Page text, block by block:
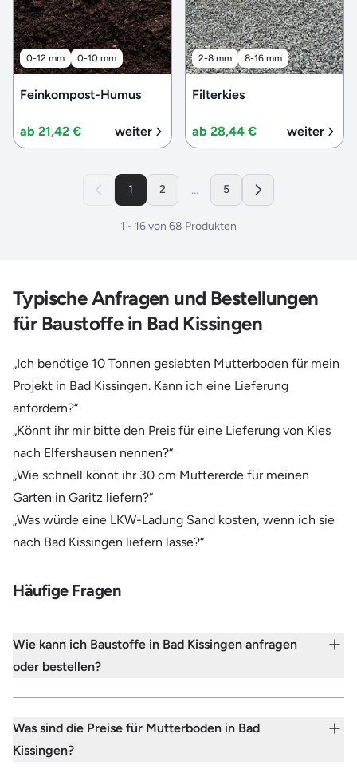
0-12 mm 0-10 mm
Feinkompost-Humus
ab 21,42 € weiter
2-8 mm 8-16 mm
Filterkies
ab 28,44 € weiter
1 2 ... 5
1 - 16von 68 Produkten
Typische Anfragen und Bestellungen
für Baustoffe in Bad Kissingen
„Ich benötige 10 Tonnen gesiebten Mutterboden für mein
Projekt in Bad Kissingen. Kann ich eine Lieferung
anfordern?“
„Könnt ihr mir bitte den Preis für eine Lieferung von Kies
nach Elfershausen nennen?“
„Wie schnell könnt ihr 30 cm Muttererde für meinen
Garten in Garitz liefern?“
„Was würde eine LKW-Ladung Sand kosten, wenn ich sie
nach Bad Kissingen liefern lasse?“
Häufige Fragen
Wie kann ich Baustoffe in Bad Kissingen anfragen
oder bestellen?
Was sind die Preise für Mutterboden in Bad
Kissingen?